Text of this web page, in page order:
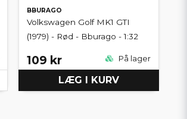
BBURAGO
Volkswagen Golf MK1 GTI
(1979) - Rød - Bburago - 1:32
109 kr På lager
LÆG I KURV